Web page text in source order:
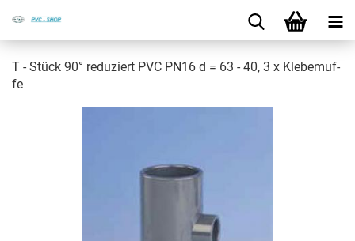
T - Stück 90° re­du­ziert PVC PN16 d = 63 - 40, 3 x Kle­be­muf­
fe